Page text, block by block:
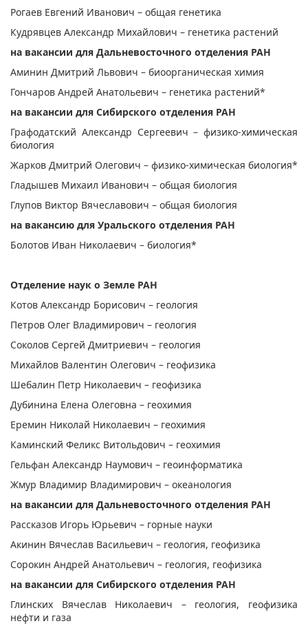
Рогаев Евгений Иванович – общая генетика
Кудрявцев Александр Михайлович – генетика растений
на вакансии для Дальневосточного отделения РАН
Аминин Дмитрий Львович – биоорганическая химия
Гончаров Андрей Анатольевич – генетика растений*
на вакансии для Сибирского отделения РАН
Графодатский Александр Сергеевич – физико-химическая
биология
Жарков Дмитрий Олегович – физико-химическая биология*
Гладышев Михаил Иванович – общая биология
Глупов Виктор Вячеславович – общая биология
на вакансию для Уральского отделения РАН
Болотов Иван Николаевич – биология*
Отделение наук о Земле РАН
Котов Александр Борисович – геология
Петров Олег Владимирович – геология
Соколов Сергей Дмитриевич – геология
Михайлов Валентин Олегович – геофизика
Шебалин Петр Николаевич – геофизика
Дубинина Елена Олеговна – геохимия
Еремин Николай Николаевич – геохимия
Каминский Феликс Витольдович – геохимия
Гельфан Александр Наумович – геоинформатика
Жмур Владимир Владимирович – океанология
на вакансии для Дальневосточного отделения РАН
Рассказов Игорь Юрьевич – горные науки
Акинин Вячеслав Васильевич – геология, геофизика
Сорокин Андрей Анатольевич – геология, геофизика
на вакансии для Сибирского отделения РАН
Глинских Вячеслав Николаевич – геология, геофизика
нефти и газа